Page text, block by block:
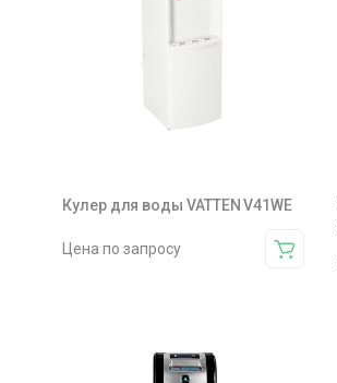
Кулер для воды VATTEN V41WE
Цена по запросу